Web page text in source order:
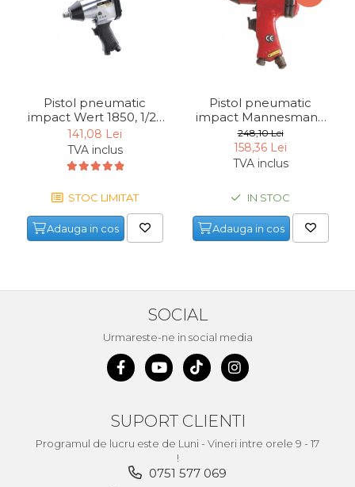
Pistol pneumatic
impact Wert 1850, 1/2",
6 bari, 340 Nm
141,08 Lei
TVA inclus
STOC LIMITAT
Adauga in cos
Pistol pneumatic
impact Mannesmann
1501, 1/2", 6-8 bari, 320
Nm
248,10 Lei
158,36 Lei
TVA inclus
IN STOC
Adauga in cos
SOCIAL
Urmareste-ne in social media
SUPORT CLIENTI
Programul de lucru este de Luni - Vineri intre orele 9 - 17
!
0751 577 069